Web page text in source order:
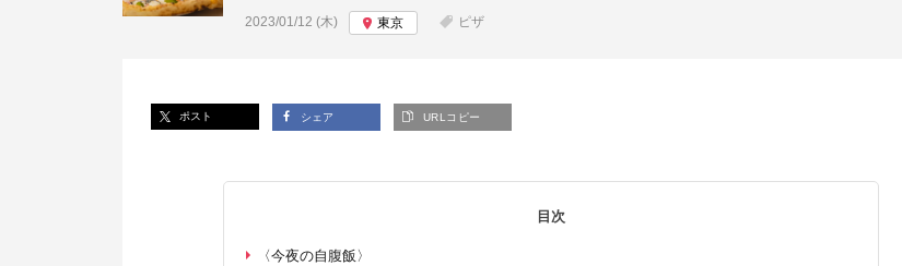
投稿日:
2023/01/12 (木) 東京 ピザ
ポスト シェア URLコピー
目次
〈今夜の自腹飯〉